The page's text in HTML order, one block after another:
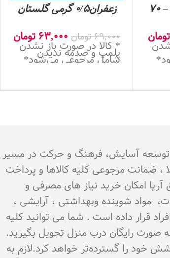
پودر دارچین درجه 1 – 70
تومان
زعفران0/5 گرمی گلستان
69,000تومان 63,000 تومان
* کالا در صورت باز نشدن
پلمپ و صدمه ندیدن
شامل مرجوعی می‌شود*
درجهت توسعه آسایش، فرهنگ و حرکت در مسیر
، ضمانت مرجوعی کلیه کالاها و پرداخت
امکان خرید نیاز های مصرفی و
مواد شوینده وبهداشتی ، آرایشی ،
قرار داده است . شما می توانید کلیه
صورت رایگان درب منزل تحویل بگیرید.
خود را گسترده‌تر خواهد کرد.لازم به